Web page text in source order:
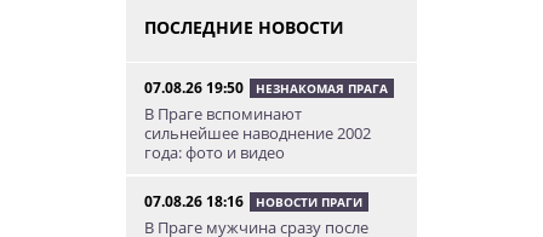
ПОСЛЕДНИЕ НОВОСТИ
07.08.26 19:50 НЕЗНАКОМАЯ ПРАГА
В Праге вспоминают
сильнейшее наводнение 2002
года: фото и видео
07.08.26 18:16 НОВОСТИ ПРАГИ
В Праге мужчина сразу после